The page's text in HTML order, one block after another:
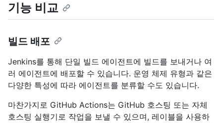
기능 비교
빌드 배포
Jenkins를 통해 단일 빌드 에이전트에 빌드를 보내거나 여
러 에이전트에 배포할 수 있습니다. 운영 체제 유형과 같은
다양한 특성에 따라 에이전트를 분류할 수도 있습니다.
마찬가지로 GitHub Actions는 GitHub 호스팅 또는 자체
호스팅 실행기로 작업을 보낼 수 있으며, 레이블을 사용하